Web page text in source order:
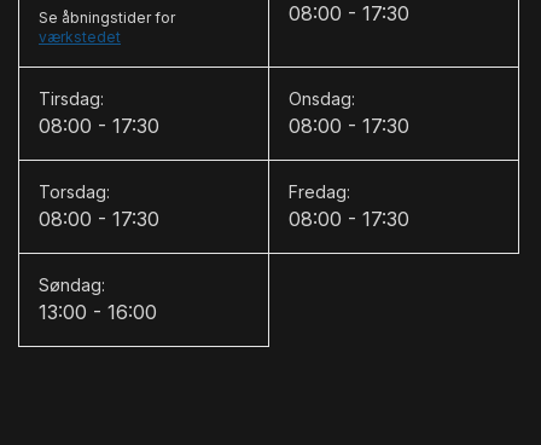
L
LED kørelys
Læderrat
M
Musikstreaming via bluetooth
Navigation
Se åbningstider for
værkstedet
08:00 - 17:30
Tirsdag:
08:00 - 17:30
Onsdag:
08:00 - 17:30
Torsdag:
08:00 - 17:30
Fredag:
08:00 - 17:30
Søndag:
13:00 - 16:00